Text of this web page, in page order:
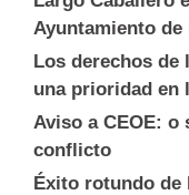
Ayuntamiento de
Los derechos de
una prioridad en
Aviso a CEOE: o
conflicto
Éxito rotundo de